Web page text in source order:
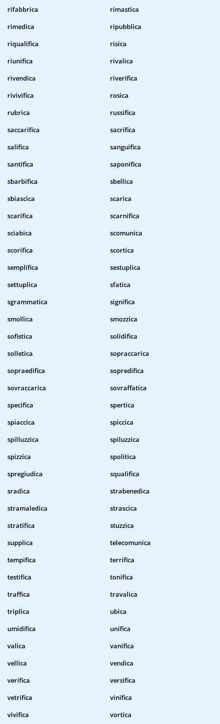
rifabbrica
rimastica
rimedica
ripubblica
riqualifica
risica
riunifica
rivalica
rivendica
riverifica
rivivifica
rosica
rubrica
russifica
saccarifica
sacrifica
salifica
sanguifica
santifica
saponifica
sbarbifica
sbellica
sbiascica
scarica
scarifica
scarnifica
sciabica
scomunica
scorifica
scortica
semplifica
sestuplica
settuplica
sfatica
sgrammatica
significa
smollica
smozzica
sofistica
solidifica
solletica
sopraccarica
sopraedifica
sopredifica
sovraccarica
sovraffatica
specifica
spertica
spiaccica
spiccica
spilluzzica
spiluzzica
spizzica
spolitica
spregiudica
squalifica
sradica
strabenedica
stramaledica
strascica
stratifica
stuzzica
supplica
telecomunica
tempifica
terrifica
testifica
tonifica
traffica
travalica
triplica
ubica
umidifica
unifica
valica
vanifica
vellica
vendica
verifica
versifica
vetrifica
vinifica
vivifica
vortica